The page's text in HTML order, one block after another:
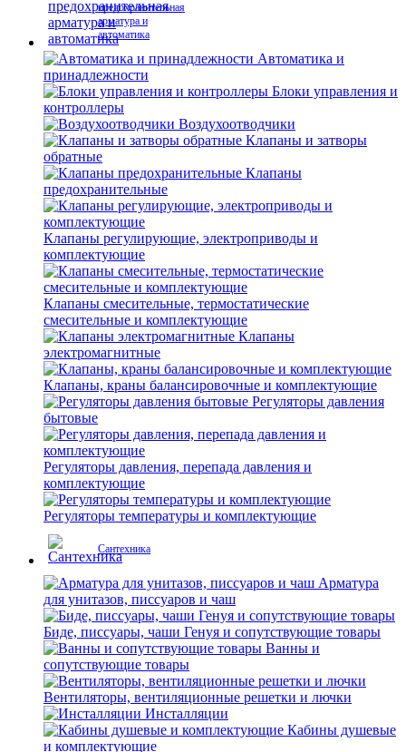
предохранительная
арматура и
автоматика
Автоматика и
принадлежности
Блоки управления и
контроллеры
Воздухоотводчики
Клапаны и затворы
обратные
Клапаны
предохранительные
Клапаны регулирующие, электроприводы и
комплектующие
Клапаны смесительные, термостатические
смесительные и комплектующие
Клапаны
электромагнитные
Клапаны, краны балансировочные и комплектующие
Регуляторы давления
бытовые
Регуляторы давления, перепада давления и
комплектующие
Регуляторы температуры и комплектующие
Сантехника
Арматура
для унитазов, писсуаров и чаш
Биде, писсуары, чаши Генуя и сопутствующие товары
Ванны и
сопутствующие товары
Вентиляторы, вентиляционные решетки и лючки
Инсталляции
Кабины душевые
и комплектующие